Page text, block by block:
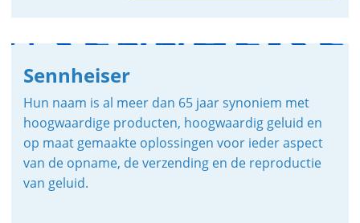
Sennheiser
Hun naam is al meer dan 65 jaar synoniem met
hoogwaardige producten, hoogwaardig geluid en
op maat gemaakte oplossingen voor ieder aspect
van de opname, de verzending en de reproductie
van geluid.